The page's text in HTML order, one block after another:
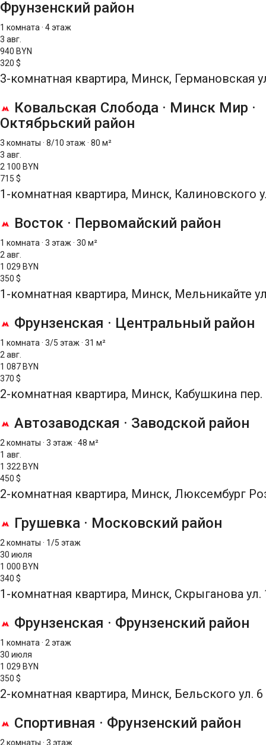
Фрунзенский район
1 комната · 4 этаж
3 авг.
940 BYN
320 $
3-комнатная квартира, Минск, Германовская
Ковальская Слобода · Минск Мир ·
Октябрьский район
3 комнаты · 8/10 этаж · 80 м²
3 авг.
2 100 BYN
715 $
1-комнатная квартира, Минск, Калиновского
Восток · Первомайский район
1 комната · 3 этаж · 30 м²
2 авг.
1 029 BYN
350 $
1-комнатная квартира, Минск, Мельникайте
Фрунзенская · Центральный район
1 комната · 3/5 этаж · 31 м²
2 авг.
1 087 BYN
370 $
2-комнатная квартира, Минск, Кабушкина пер.
Автозаводская · Заводской район
2 комнаты · 3 этаж · 48 м²
1 авг.
1 322 BYN
450 $
2-комнатная квартира, Минск, Люксембург
Грушевка · Московский район
2 комнаты · 1/5 этаж
30 июля
1 000 BYN
340 $
1-комнатная квартира, Минск, Скрыганова ул.
Фрунзенская · Фрунзенский район
1 комната · 2 этаж
30 июля
1 029 BYN
350 $
2-комнатная квартира, Минск, Бельского ул. 6
Спортивная · Фрунзенский район
2 комнаты · 3 этаж